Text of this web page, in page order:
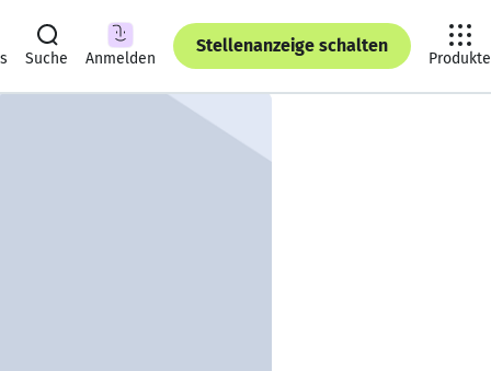
Suche Anmelden
Stellenanzeige schalten
Produkte